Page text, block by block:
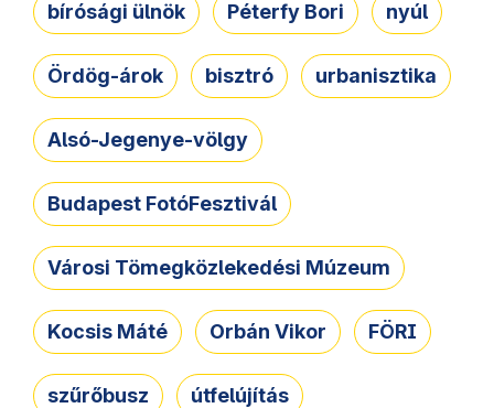
bírósági ülnök Péterfy Bori nyúl
Ördög-árok bisztró urbanisztika
Alsó-Jegenye-völgy
Budapest FotóFesztivál
Városi Tömegközlekedési Múzeum
Kocsis Máté Orbán Vikor FÖRI
szűrőbusz útfelújítás